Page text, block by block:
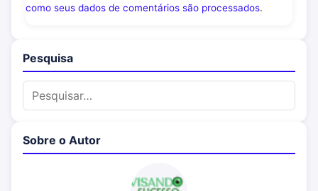
como seus dados de comentários são processados.
Pesquisa
Sobre o Autor